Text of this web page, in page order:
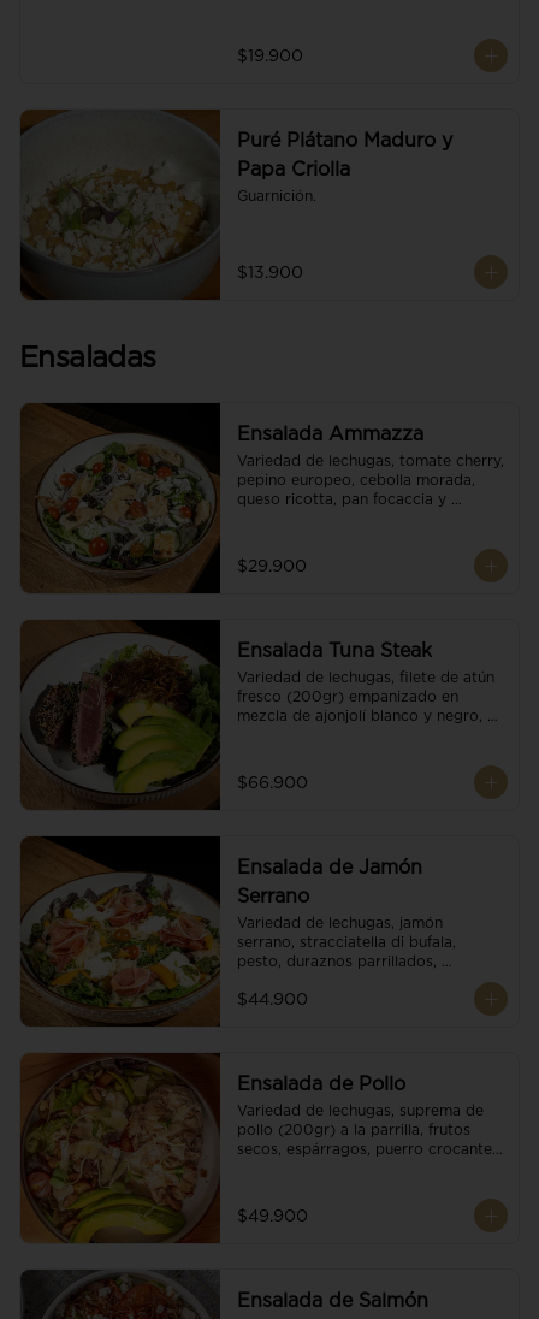
$19.900
Puré Plátano Maduro y
Papa Criolla
Guarnición.
$13.900
Ensaladas
Ensalada Ammazza
Variedad de lechugas, tomate cherry,
pepino europeo, cebolla morada,
queso ricotta, pan focaccia y
$29.900
Ensalada Tuna Steak
Variedad de lechugas, filete de atún
fresco (200gr) empanizado en
mezcla de ajonjolí blanco y negro,
parmesano, puerro crocante y
reducción de balsámico.
$66.900
Ensalada de Jamón
Serrano
Variedad de lechugas, jamón
serrano, stracciatella di bufala,
pesto, duraznos parrillados,
tomate cherry y vinagreta
$44.900
Ensalada de Pollo
Variedad de lechugas, suprema de
pollo (200gr) a la parrilla, frutos
secos, espárragos, puerro crocante,
balsámico.
$49.900
Ensalada de Salmón